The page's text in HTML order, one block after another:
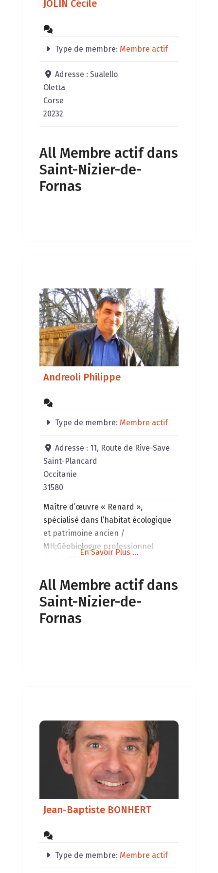
JOLIN Cécile
Type de membre: Membre actif
Adresse :Sualello
Oletta
Corse
20232
All Membre actif dans
Saint-Nizier-de-
Fornas
Andreoli Philippe
Type de membre: Membre actif
Adresse : 11, Route de Rive-Save
Saint-Plancard
Occitanie
31580
Maître d’œuvre « Renard »,
spécialisé dans l’habitat écologique
et patrimoine ancien /
MH;Géobiologue professionnel
message à nous transmettre, qu’il
nous appartient de décoder pour
mieux nous situer sur notre chemin
de vie » Chaque étude en
En Savoir Plus ...
All Membre actif dans
Saint-Nizier-de-
Fornas
Jean-Baptiste BONHERT
Type de membre: Membre actif